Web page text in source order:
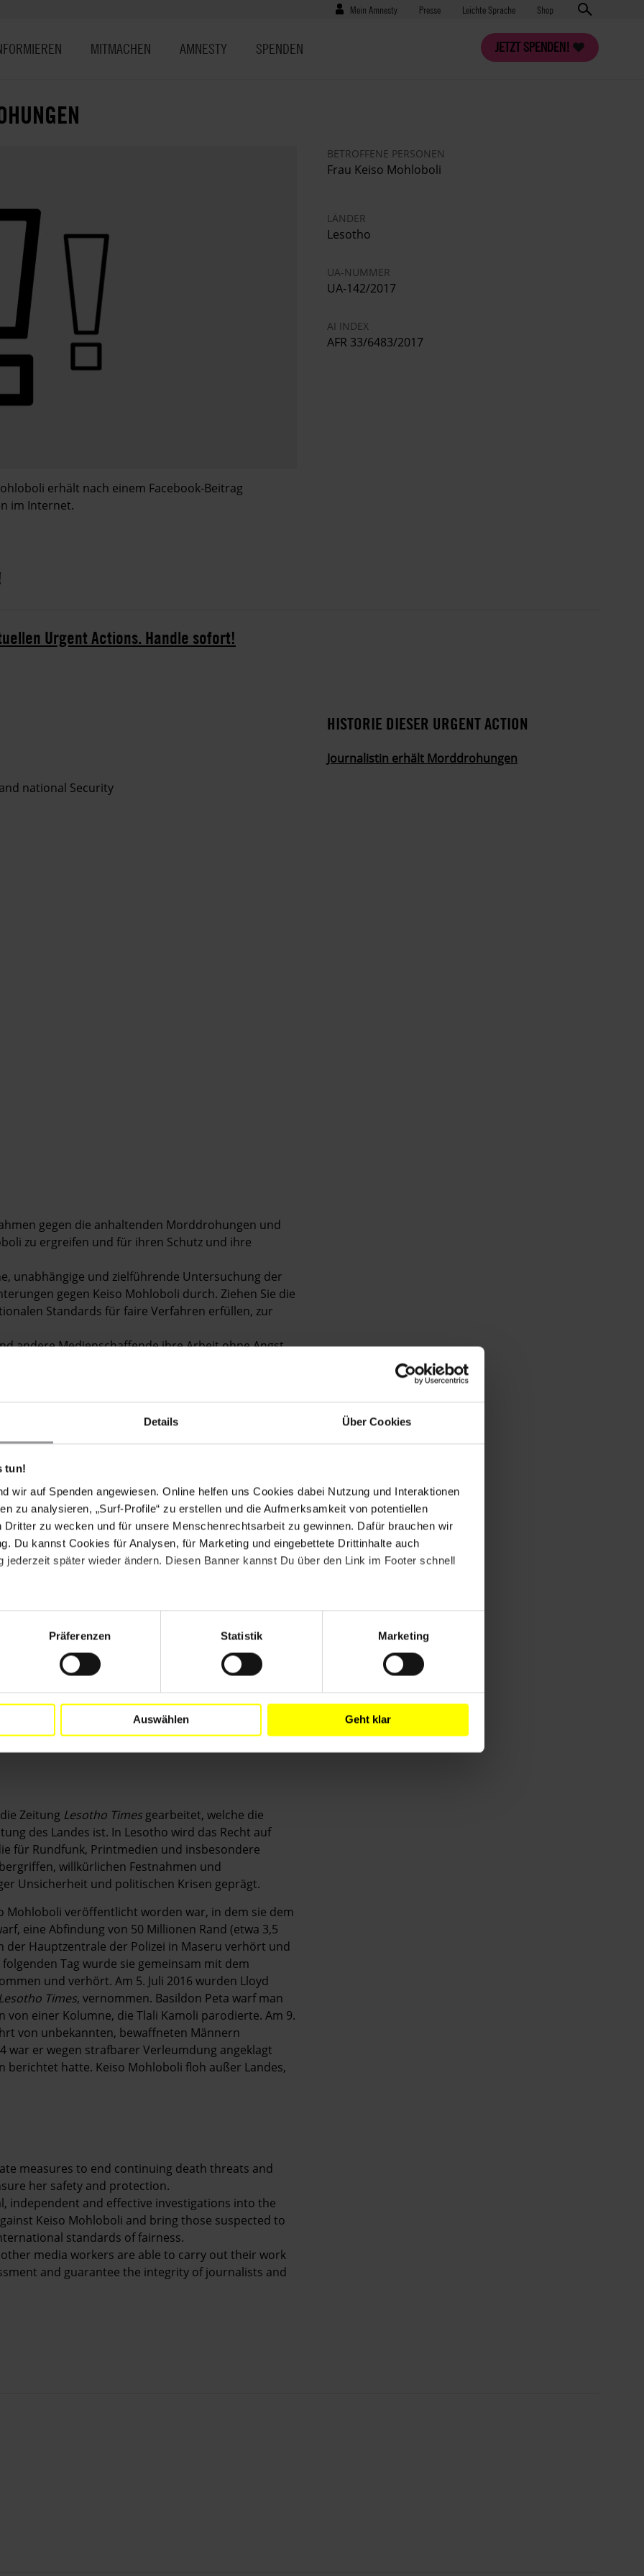
Details Über Cookies
tun!
wir auf Spenden angewiesen. Online helfen uns Cookies dabei Nutzung und Interaktionen
zu analysieren, „Surf-Profile“ zu erstellen und die Aufmerksamkeit von potentiellen
Dritter zu wecken und für unsere Menschenrechtsarbeit zu gewinnen. Dafür brauchen wir
Du kannst Cookies für Analysen, für Marketing und eingebettete Drittinhalte auch
jederzeit später wieder ändern. Diesen Banner kannst Du über den Link im Footer schnell
Präferenzen Statistik Marketing
Auswählen Geht klar
Benutzermenü
Mein Amnesty Presse
Presse Leichte Sprache Shop
JETZT SPENDEN!
MITMACHEN AMNESTY SPENDEN
erhält nach einem Facebook-Beitrag
im Internet.
BETROFFENE PERSONEN
Frau Keiso Mohloboli
LÄNDER
Lesotho
UA-NUMMER
UA-142/2017
AI INDEX
AFR 33/6483/2017
Urgent Actions. Handle sofort!
national Security
gegen die anhaltenden Morddrohungen und
zu ergreifen und für ihren Schutz und ihre
unabhängige und zielführende Untersuchung der
gegen Keiso Mohloboli durch. Ziehen Sie die
Standards für faire Verfahren erfüllen, zur
andere Medienschaffende ihre Arbeit ohne Angst
ausführen können. Gewährleisten Sie zudem bitte
erhält nach einem Facebook-Beitrag
im Internet.
Keiso Mohloboli hat am 10. Juni auf Facebook
woraufhin ein Facebook-Nutzer, der für
ihren Beitrag kommentierte und ihr drohte. Er sagte,
Es wird vermutet, dass das Konto vom
wird und dazu dient, die Facebook-Beiträge
zu überwachen. Quellen des militärischen
vom NSS betrieben wird und dass die
und Einschüchterungsversuche den Behörden
befindet. Sie war aus Lesotho geflohen, nachdem
ihr veröffentlichten Artikels in der ZeitungLesotho
angeschossen und schwer verletzt
Zeitung Lesotho Times gearbeitet, welche die
des Landes ist. In Lesotho wird das Recht auf
für Rundfunk, Printmedien und insbesondere
willkürlichen Festnahmen und
Unsicherheit und politischen Krisen geprägt.
Mohloboli veröffentlicht worden war, in dem sie dem
eine Abfindung von 50 Millionen Rand (etwa 3,5
der Hauptzentrale der Polizei in Maseru verhört und
Tag wurde sie gemeinsam mit dem
und verhört. Am 5. Juli 2016 wurden Lloyd
Lesotho Times, vernommen. Basildon Peta warf man
einer Kolumne, die Tlali Kamoli parodierte. Am 9.
von unbekannten, bewaffneten Männern
war er wegen strafbarer Verleumdung angeklagt
berichtet hatte. Keiso Mohloboli floh außer Landes,
measures to end continuing death threats and
her safety and protection.
independent and effective investigations into the
Keiso Mohloboli and bring those suspected to
standards of fairness.
media workers are able to carry out their work
and guarantee the integrity of journalists and
HISTORIE DIESER URGENT ACTION
Journalistin erhält Morddrohungen